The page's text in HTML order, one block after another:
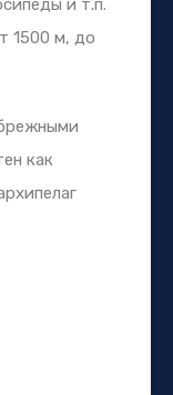
и т.п.
1500 м, до
как